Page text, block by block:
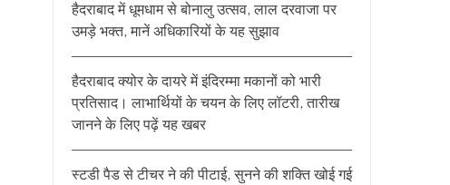
हैदराबाद में धूमधाम से बोनालु उत्सव, लाल दरवाजा पर
उमड़े भक्त, मानें अधिकारियों के यह सुझाव
हैदराबाद क्योर के दायरे में इंदिरम्मा मकानों को भारी
प्रतिसाद। लाभार्थियों के चयन के लिए लॉटरी, तारीख
जानने के लिए पढ़ें यह खबर
स्टडी पैड से टीचर ने की पीटाई, सुनने की शक्ति खोई गई